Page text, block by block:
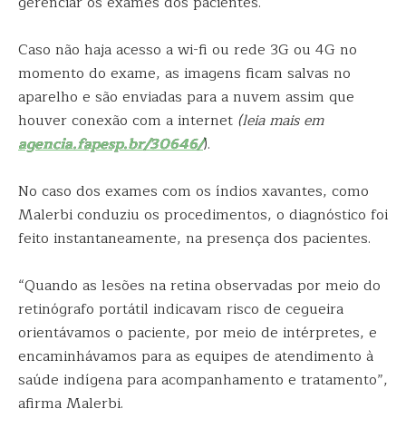
Caso não haja acesso a wi-fi ou rede 3G ou 4G no
momento do exame, as imagens ficam salvas no
aparelho e são enviadas para a nuvem assim que
houver conexão com a internet (leiamais em
agencia.fapesp.br/30646/).
No caso dos exames com os índios xavantes, como
Malerbi conduziu os procedimentos, o diagnóstico foi
feito instantaneamente, na presença dos pacientes.
“Quando as lesões na retina observadas por meio do
retinógrafo portátil indicavam risco de cegueira
orientávamos o paciente, por meio de intérpretes, e
encaminhávamos para as equipes de atendimento à
saúde indígena para acompanhamento e tratamento”,
afirma Malerbi.